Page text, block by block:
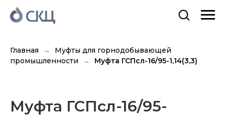
Главная
Муфты для горнодобывающей
промышленности
Муфта ГСПсл-16/95-1,14(3,3)
Муфта ГСПсл-16/95-